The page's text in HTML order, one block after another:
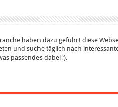
haben dazu geführt diese
und suche täglich nach
passendes dabei ;).